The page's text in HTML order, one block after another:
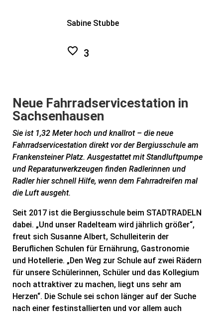
Sabine Stubbe
3
Neue Fahrradservicestation in
Sachsenhausen
Sie ist 1,32 Meter hoch und knallrot – die neue
Fahrradservicestation direkt vor der Bergiusschule am
Frankensteiner Platz. Ausgestattet mit Standluftpumpe
und Reparatur­werkzeugen finden Radlerinnen und
Radler hier schnell Hilfe, wenn dem Fahrradreifen mal
die Luft ausgeht.
Seit 2017 ist die Bergiusschule beim STADTRADELN
dabei. „Und unser Radelteam wird jährlich größer“,
freut sich Susanne Albert, Schulleiterin der
Beruflichen Schulen für Ernährung, Gastronomie
und Hotellerie. „Den Weg zur Schule auf zwei Rädern
für unsere Schülerinnen, Schüler und das Kollegium
noch attraktiver zu machen, liegt uns sehr am
Herzen“. Die Schule sei schon länger auf der Suche
nach einer festinstallierten und vor allem auch